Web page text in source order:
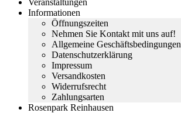
Veranstaltungen
Informationen
Öffnungszeiten
Nehmen Sie Kontakt mit uns auf!
Allgemeine Geschäftsbedingungen
Datenschutzerklärung
Impressum
Versandkosten
Widerrufsrecht
Zahlungsarten
Rosenpark Reinhausen